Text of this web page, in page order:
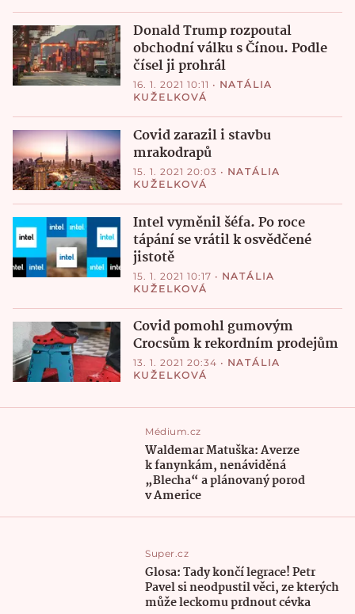
Donald Trump rozpoutal
obchodní válku s Čínou. Podle
čísel ji prohrál
16. 1. 2021 10:11 • NATÁLIA
KUŽELKOVÁ
Covid zarazil i stavbu
mrakodrapů
15. 1. 2021 20:03 • NATÁLIA
KUŽELKOVÁ
Intel vyměnil šéfa. Po roce
tápání se vrátil k osvědčené
jistotě
15. 1. 2021 10:17 • NATÁLIA
KUŽELKOVÁ
Covid pomohl gumovým
Crocsům k rekordním prodejům
13. 1. 2021 20:34 • NATÁLIA
KUŽELKOVÁ
Médium.cz
Waldemar Matuška: Averze
k fanynkám, nenáviděná
„Blecha“ a plánovaný porod
v Americe
Super.cz
Glosa: Tady končí legrace! Petr
Pavel si neodpustil věci, ze kterých
může leckomu prdnout cévka